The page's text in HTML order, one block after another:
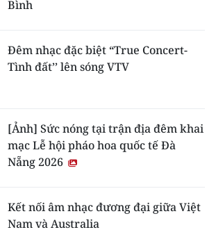
núi phía Bắc
Trung Bộ và Tây
Bình
Đêm nhạc đặc biệt “True Concert-
Tình đất’’ lên sóng VTV
[Ảnh] Sức nóng tại trận địa đêm khai
mạc Lễ hội pháo hoa quốc tế Đà
Nẵng 2026
Kết nối âm nhạc đương đại giữa Việt
Nam và Australia